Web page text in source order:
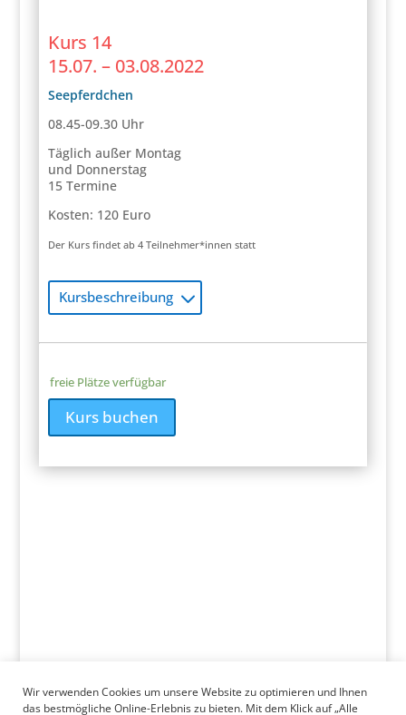
Kurs 14
15.07. – 03.08.2022
Seepferdchen
08.45-09.30 Uhr
Täglich außer Montag
und Donnerstag
15 Termine
Kosten: 120 Euro
Der Kurs findet ab 4 Teilnehmer*innen statt
Kursbeschreibung
freie Plätze verfügbar
Kurs buchen
Wir verwenden Cookies um unsere Website zu optimieren und Ihnen
das bestmögliche Online-Erlebnis zu bieten. Mit dem Klick auf „Alle